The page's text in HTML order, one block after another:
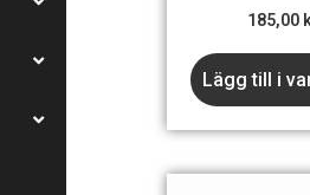
185,00
Lägg till i